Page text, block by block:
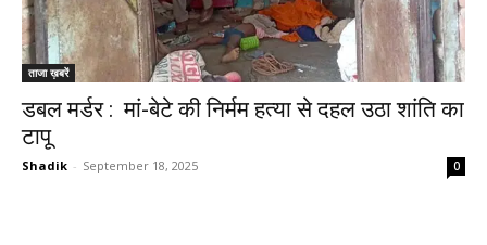
ताजा ख़बरें
डबल मर्डर : मां-बेटे की निर्मम हत्या से दहल उठा शांति का
टापू
Shadik - September 18, 2025 0